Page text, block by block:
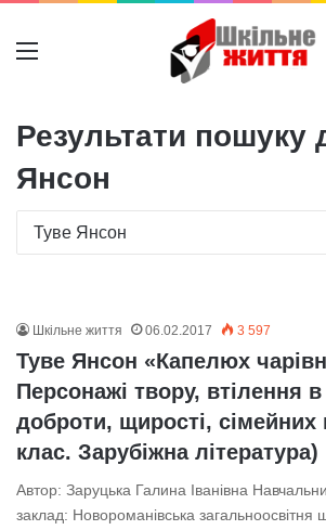
Меню
Результати пошуку
Янсон
Шкільне життя 06.02.2017 3 597
Туве Янсон «Капелюх
Персонажі твору, втілення
доброти, щирості, сімейних
клас. Зарубіжна література)
Автор: Заруцька Галина Іванівна
заклад: Новороманівська загальноосвітня